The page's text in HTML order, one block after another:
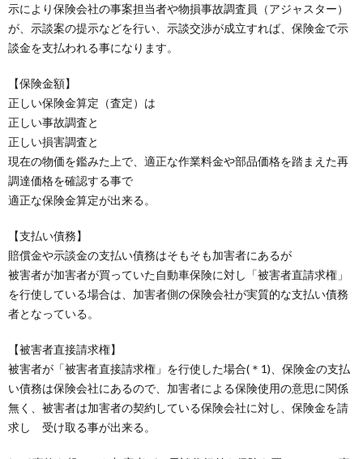
示により保険会社の事案担当者や物損事故調査員（アジャスター）
が、示談案の提示などを行い、示談交渉が成立すれば、保険金で示
談金を支払われる事になります。
【保険金額】
正しい保険金算定（査定）は
正しい事故調査と
正しい損害調査と
現在の物価を鑑みた上で、適正な作業料金や部品価格を踏まえた再
調達価格を確認する事で
適正な保険金算定が出来る。
【支払い債務】
賠償金や示談金の支払い債務はそもそも加害者にあるが
被害者が加害者が買っていた自動車保険に対し「被害者直請求権」
を行使している場合は、加害者側の保険会社が実質的な支払い債務
者となっている。
【被害者直接請求権】
被害者が「被害者直接請求権」を行使した場合(＊1)、保険金の支払
い債務は保険会社にあるので、加害者による保険使用の意思に関係
無く、被害者は加害者の契約している保険会社に対し、保険金を請
求し 受け取る事が出来る。